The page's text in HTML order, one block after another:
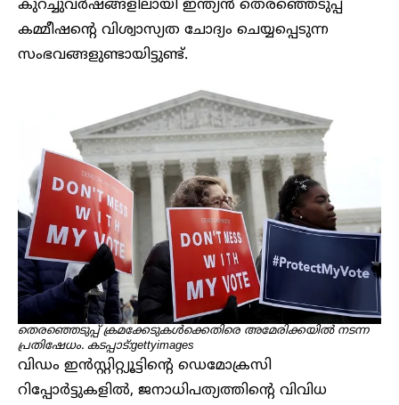
കുറച്ചുവർഷങ്ങളിലായി ഇന്ത്യൻ തെരഞ്ഞെടുപ്പ്
കമ്മീഷന്റെ വിശ്വാസ്യത ചോദ്യം ചെയ്യപ്പെടുന്ന
സംഭവങ്ങളുണ്ടായിട്ടുണ്ട്.
തെരഞ്ഞെടുപ്പ് ക്രമക്കേടുകൾക്കെതിരെ അമേരിക്കയിൽ നടന്ന
പ്രതിഷേധം. കടപ്പാട്:gettyimages
വിഡം ഇൻസ്റ്റിറ്റ്യൂട്ടിന്റെ ഡെമോക്രസി
റിപ്പോർട്ടുകളിൽ, ജനാധിപത്യത്തിന്റെ വിവിധ